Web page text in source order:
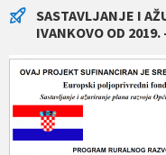
SASTAVLJANJE I
IVANKOVO OD 2019.